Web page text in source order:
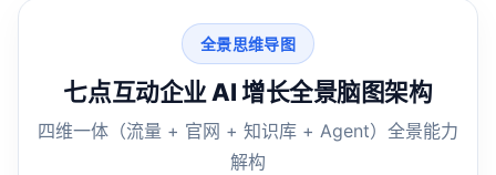
全景思维导图
七点互动企业 AI 增长全景脑图架构
四维一体（流量 + 官网 + 知识库 + Agent）全景能力
解构